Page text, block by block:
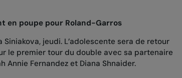
en poupe pour Roland-Garros
jeudi. L’adolescente sera de retour
le premier tour du double avec sa partenaire
Annie Fernandezet Diana Shnaider.